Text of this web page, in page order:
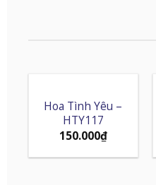
Hoa Tình Yêu –
HTY117
150.000₫